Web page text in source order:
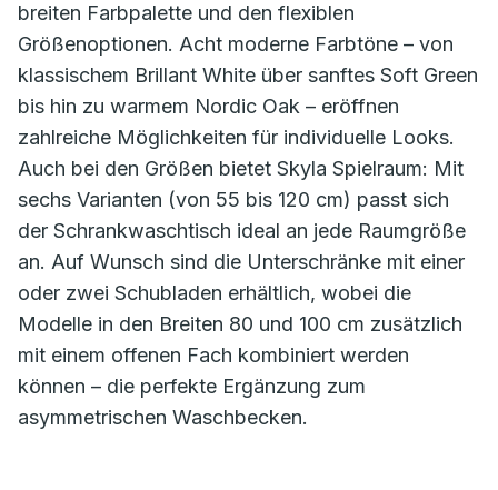
breiten Farbpalette und den flexiblen
Größenoptionen. Acht moderne Farbtöne – von
klassischem Brillant White über sanftes Soft Green
bis hin zu warmem Nordic Oak – eröffnen
zahlreiche Möglichkeiten für individuelle Looks.
Auch bei den Größen bietet Skyla Spielraum: Mit
sechs Varianten (von 55 bis 120 cm) passt sich
der Schrankwaschtisch ideal an jede Raumgröße
an. Auf Wunsch sind die Unterschränke mit einer
oder zwei Schubladen erhältlich, wobei die
Modelle in den Breiten 80 und 100 cm zusätzlich
mit einem offenen Fach kombiniert werden
können – die perfekte Ergänzung zum
asymmetrischen Waschbecken.